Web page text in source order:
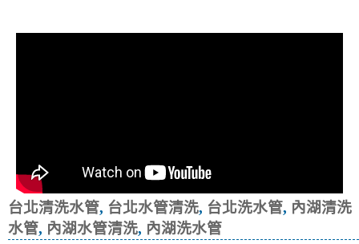
台北清洗水管, 台北水管清洗, 台北洗水管, 內湖清洗
水管, 內湖水管清洗, 內湖洗水管